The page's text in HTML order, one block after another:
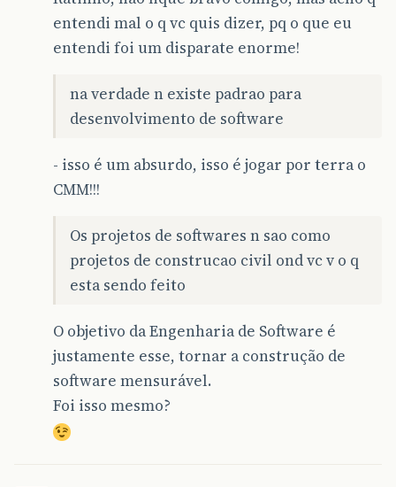
entendi mal o q vc quis dizer, pq o que eu
entendi foi um disparate enorme!
na verdade n existe padrao para
desenvolvimento de software
- isso é um absurdo, isso é jogar por terra o
CMM!!!
Os projetos de softwares n sao como
projetos de construcao civil ond vc v o q
esta sendo feito
O objetivo da Engenharia de Software é
justamente esse, tornar a construção de
software mensurável.
Foi isso mesmo?